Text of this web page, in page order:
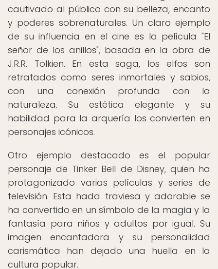
cautivado al público con su belleza, encanto
y poderes sobrenaturales. Un claro ejemplo
de su influencia en el cine es la película "El
señor de los anillos", basada en la obra de
J.R.R. Tolkien. En esta saga, los elfos son
retratados como seres inmortales y sabios,
con una conexión profunda con la
naturaleza. Su estética elegante y su
habilidad para la arquería los convierten en
personajes icónicos.
Otro ejemplo destacado es el popular
personaje de Tinker Bell de Disney, quien ha
protagonizado varias películas y series de
televisión. Esta hada traviesa y adorable se
ha convertido en un símbolo de la magia y la
fantasía para niños y adultos por igual. Su
imagen encantadora y su personalidad
carismática han dejado una huella en la
cultura popular.